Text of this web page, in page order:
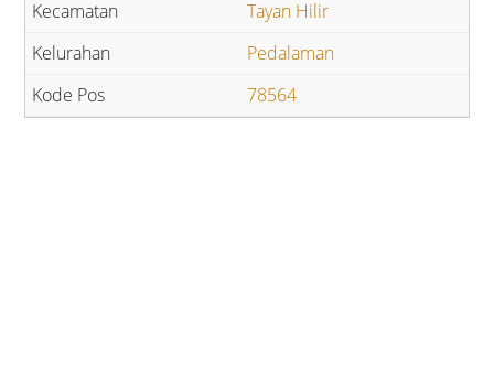
Tayan Hilir
Pedalaman
78564